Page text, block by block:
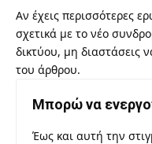
Αν έχεις περισσότερες
σχετικά με το νέο
δικτύου, μη διαστάσεις
του άρθρου.
Μπορώ να
Έως και αυτή την